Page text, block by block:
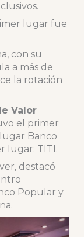
lugar fue
con su
a más de
la rotación
Valor
el primer
Banco
lugar: TITI.
destacó
Popular y